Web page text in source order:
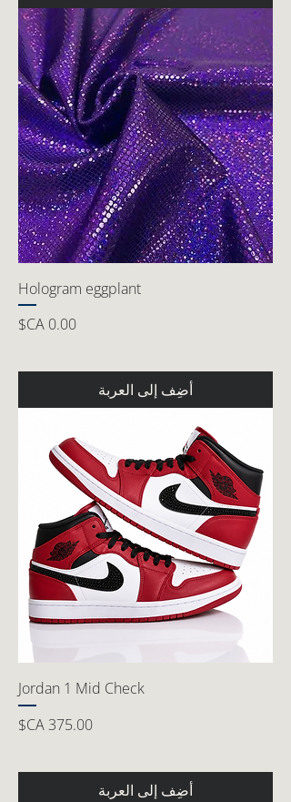
Hologram eggplant
السعر
أضِف إلى العربة
Jordan 1 Mid Check
السعر
أضِف إلى العربة